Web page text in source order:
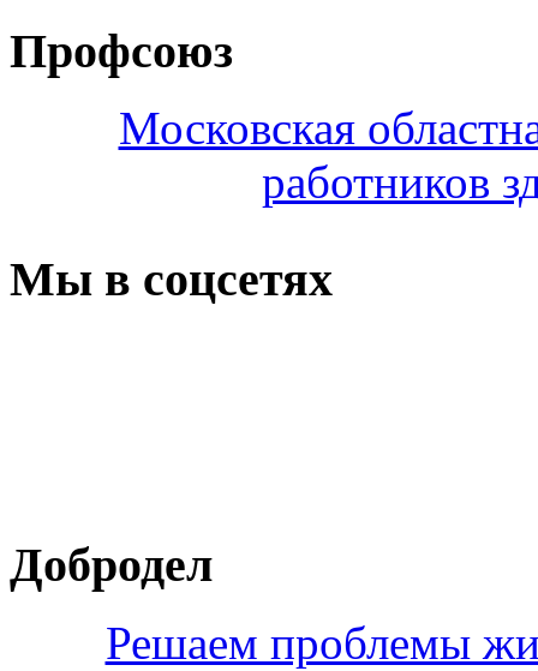
Профсоюз
Московская
работников
Мы в соцсетях
Добродел
Решаем проблемы